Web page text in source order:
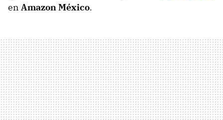
en Amazon México.